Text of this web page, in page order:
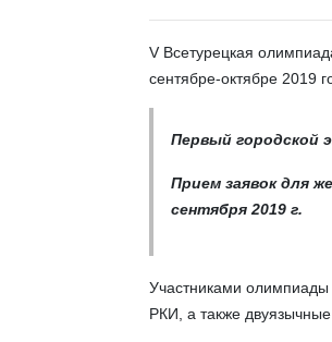
V Всетурецкая
сентябре-октябре 2019
Первый городской
Прием заявок для
сентября 2019 г.
Участниками олимпиады
РКИ, а также двуязычные